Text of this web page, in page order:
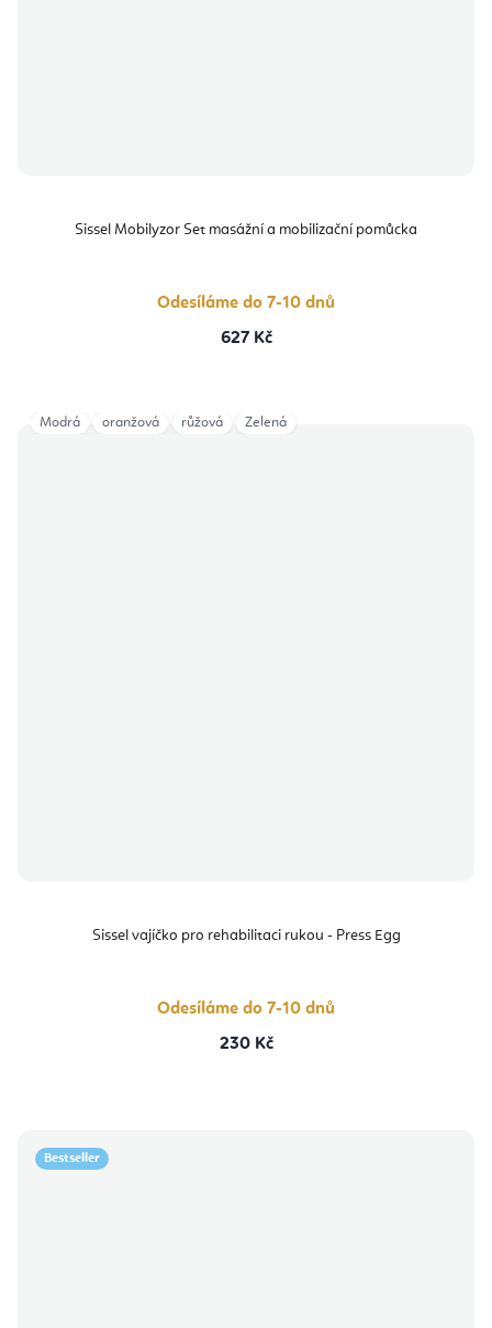
Sissel Mobilyzor Set masážní a mobilizační pomůcka
Odesíláme do 7-10 dnů
627 Kč
Sissel vajíčko pro rehabilitaci rukou - Press Egg
Odesíláme do 7-10 dnů
230 Kč
Modrá oranžová růžová Zelená
Bestseller